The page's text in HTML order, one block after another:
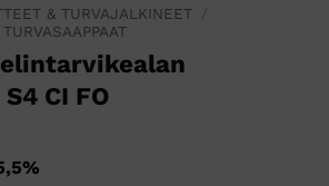
& TURVAJALKINEET
TURVASAAPPAAT
CI FO